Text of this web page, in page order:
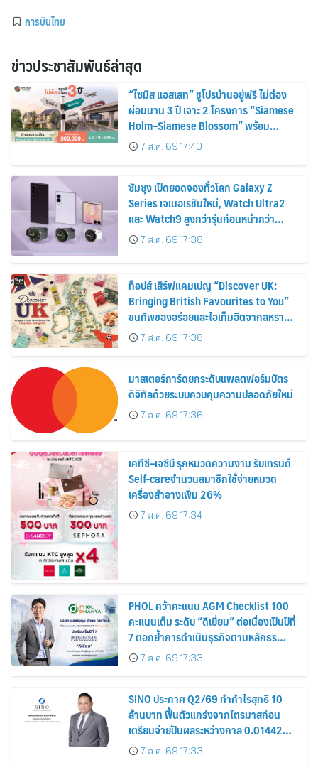
การบินไทย
ข่าวประชาสัมพันธ์ล่าสุด
“ไซมิส แอสเสท” ชูโปรบ้านอยู่ฟรี ไม่ต้อง
ผ่อนนาน 3 ปี เจาะ 2 โครงการ “Siamese
Holm–Siamese Blossom” พร้อม
ส่วนลดและสิทธิพิเศษถึง 31 สิงหาคม
2569
7 ส.ค. 69 17:40
ซัมซุง เปิดยอดจองทั่วโลก Galaxy Z
Series เจเนอเรชันใหม่, Watch Ultra2
และ Watch9 สูงกว่ารุ่นก่อนหน้ากว่า
30%7 ส.ค. 69 17:38
ท็อปส์ เสิร์ฟแคมเปญ “Discover UK:
Bringing British Favourites to You”
ขนทัพของอร่อยและไอเท็มฮิตจากสหราช
อาณาจักร ส่งตรงถึงมือตั้งแต่วันนี้ – 18
สิงหาคมนี้
7 ส.ค. 69 17:38
มาสเตอร์การ์ดยกระดับแพลตฟอร์มบัตร
ดิจิทัลด้วยระบบควบคุมความปลอดภัยใหม่
7 ส.ค. 69 17:36
เคทีซี–เจซีบี รุกหมวดความงาม รับเทรนด์
Self-careจำนวนสมาชิกใช้จ่ายหมวด
เครื่องสำอางเพิ่ม 26%
7 ส.ค. 69 17:34
PHOL คว้าคะแนน AGM Checklist 100
คะแนนเต็ม ระดับ “ดีเยี่ยม” ต่อเนื่องเป็นปีที่
7 ตอกย้ำการดำเนินธุรกิจตามหลักธร
รมาภิบาล โปร่งใส สร้างความเชื่อมั่นผู้ถือ
หุ้น
7 ส.ค. 69 17:33
SINO ประกาศ Q2/69 ทำกำไรสุทธิ 10
ล้านบาท ฟื้นตัวแกร่งจากไตรมาสก่อน
เตรียมจ่ายปันผลระหว่างกาล 0.014423
บาทต่อหุ้น ครึ่งปีหลังมุ่งเติบโตต่อเนื่อง
7 ส.ค. 69 17:33